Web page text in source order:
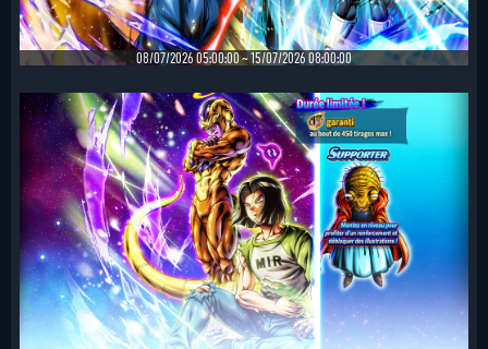
08/07/2026 05:00:00 ~ 15/07/2026 08:00:00